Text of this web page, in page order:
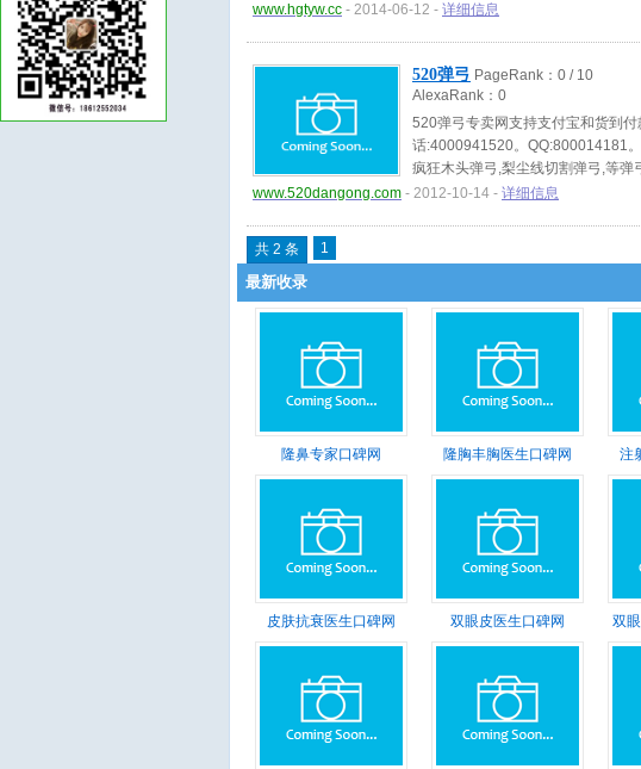
www.hgtyw.cc - 2014-06-12 - 详细信息
520弹弓 PageRank： 0 / 10
AlexaRank： 0
520弹弓专卖网支持支付宝和货到
话:4000941520。QQ:800014181
疯狂木头弹弓,梨尘线切割弹弓,等弹
www.520dangong.com - 2012-10-14 - 详细信息
共 2 条 1
最新收录
隆鼻专家口碑网 隆胸丰胸医生口碑网 注
皮肤抗衰医生口碑网 双眼皮医生口碑网 双